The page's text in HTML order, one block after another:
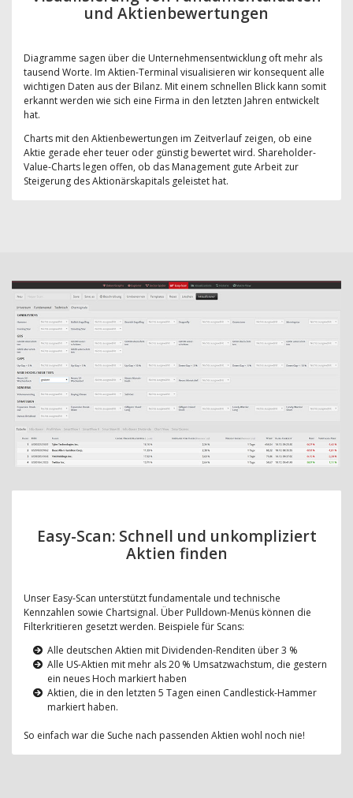
und Aktienbewertungen
Diagramme sagen über die Unternehmensentwicklung oft mehr als
tausend Worte. Im Aktien-Terminal visualisieren wir konsequent alle
wichtigen Daten aus der Bilanz. Mit einem schnellen Blick kann somit
erkannt werden wie sich eine Firma in den letzten Jahren entwickelt
hat.
Charts mit den Aktienbewertungen im Zeitverlauf zeigen, ob eine
Aktie gerade eher teuer oder günstig bewertet wird. Shareholder-
Value-Charts legen offen, ob das Management gute Arbeit zur
Steigerung des Aktionärskapitals geleistet hat.
Easy-Scan: Schnell und unkompliziert
Aktien finden
Unser Easy-Scan unterstützt fundamentale und technische
Kennzahlen sowie Chartsignal. Über Pulldown-Menüs können die
Filterkritieren gesetzt werden. Beispiele für Scans:
Alle deutschen Aktien mit Dividenden-Renditen über 3 %
Alle US-Aktien mit mehr als 20 % Umsatzwachstum, die gestern
ein neues Hoch markiert haben
Aktien, die in den letzten 5 Tagen einen Candlestick-Hammer
markiert haben.
So einfach war die Suche nach passenden Aktien wohl noch nie!